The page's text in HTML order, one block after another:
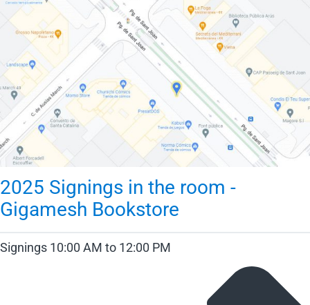
2025 Signings in the room -
Gigamesh Bookstore
Signings 10:00 AM to 12:00 PM